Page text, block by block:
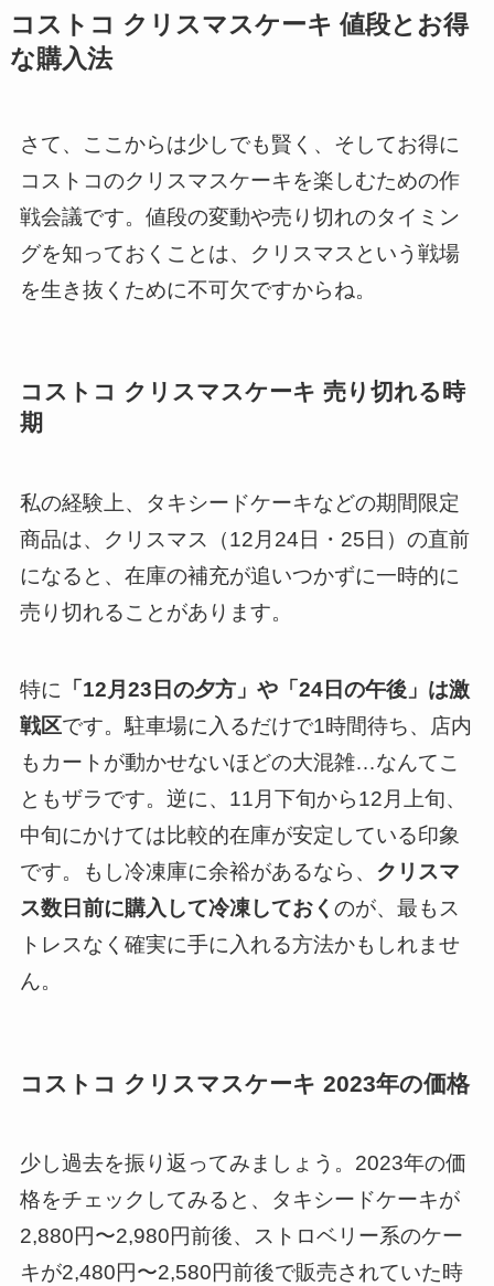
コストコ クリスマスケーキ 値段とお得
な購入法
さて、ここからは少しでも賢く、そしてお得に
コストコのクリスマスケーキを楽しむための作
戦会議です。値段の変動や売り切れのタイミン
グを知っておくことは、クリスマスという戦場
を生き抜くために不可欠ですからね。
コストコ クリスマスケーキ 売り切れる時
期
私の経験上、タキシードケーキなどの期間限定
商品は、クリスマス（12月24日・25日）の直前
になると、在庫の補充が追いつかずに一時的に
売り切れることがあります。
特に 「12月23日の夕方」や「24日の午後」は激
戦区です。駐車場に入るだけで1時間待ち、店内
もカートが動かせないほどの大混雑…なんてこ
ともザラです。逆に、11月下旬から12月上旬、
中旬にかけては比較的在庫が安定している印象
です。もし冷凍庫に余裕があるなら、 クリスマ
ス数日前に購入して冷凍しておく のが、最もス
トレスなく確実に手に入れる方法かもしれませ
ん。
コストコ クリスマスケーキ 2023年の価格
少し過去を振り返ってみましょう。2023年の価
格をチェックしてみると、タキシードケーキが
2,880円〜2,980円前後、ストロベリー系のケー
キが2,480円〜2,580円前後で販売されていた時